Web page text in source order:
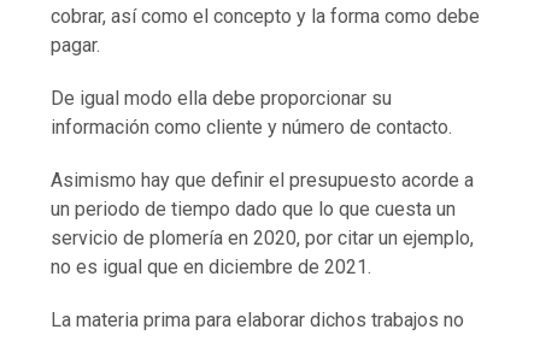
cobrar, así como el concepto y la forma como debe
pagar.
De igual modo ella debe proporcionar su
información como cliente y número de contacto.
Asimismo hay que definir el presupuesto acorde a
un periodo de tiempo dado que lo que cuesta un
servicio de plomería en 2020, por citar un ejemplo,
no es igual que en diciembre de 2021.
La materia prima para elaborar dichos trabajos no